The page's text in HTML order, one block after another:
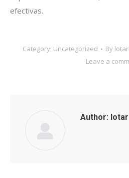
efectivas.
Category: Uncategorized By
Leave a
Author: